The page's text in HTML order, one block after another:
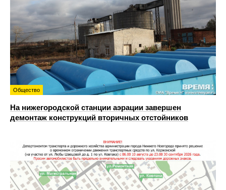
Общество
На нижегородской станции аэрации завершен
демонтаж конструкций вторичных отстойников